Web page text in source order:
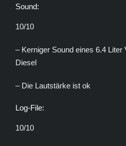
Sound:
10/10
– Kerniger Sound eines 6.4
Diesel
– Die Lautstärke ist ok
Log-File:
10/10